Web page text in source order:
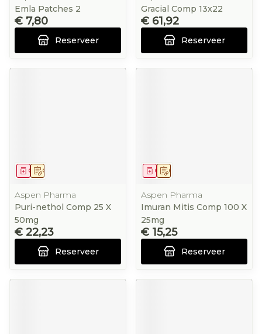
Emla Patches 2
€ 7,80
Reserveer
Gracial Comp 13x22
€ 61,92
Reserveer
Op voorschrift
Geneesmiddel
Aspen Pharma
Puri-nethol Comp 25 X
50mg
€ 22,23
Reserveer
Op voorschrift
Geneesmiddel
Aspen Pharma
Imuran Mitis Comp 100 X
25mg
€ 15,25
Reserveer